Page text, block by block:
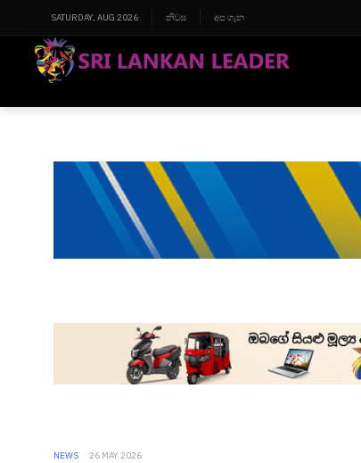
SATURDAY, AUG 2026 නිවස අප ගැන
NEWS 26 MAY 2026